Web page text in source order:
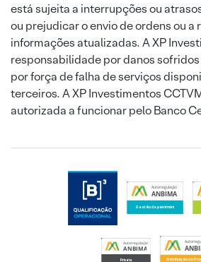
está sujeita a interrupções ou
ou prejudicar o envio de ordens ou a
informações atualizadas. A XP
responsabilidade por danos
por força de falha de serviços
terceiros. A XP Investimentos
autorizada a funcionar pelo Banco